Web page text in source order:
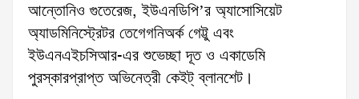
আন্তোনিও গুতেরেজ, ইউএনডিপি’র অ্যাসোসিয়েট
অ্যাডমিনিস্ট্রেটর তেগেগনিঅর্ক গেট্টু এবং
ইউএনএইচসিআর-এর শুভেচ্ছা দূত ও একাডেমি
পুরস্কারপ্রাপ্ত অভিনেত্রী কেইট্ ব্লানশেট।